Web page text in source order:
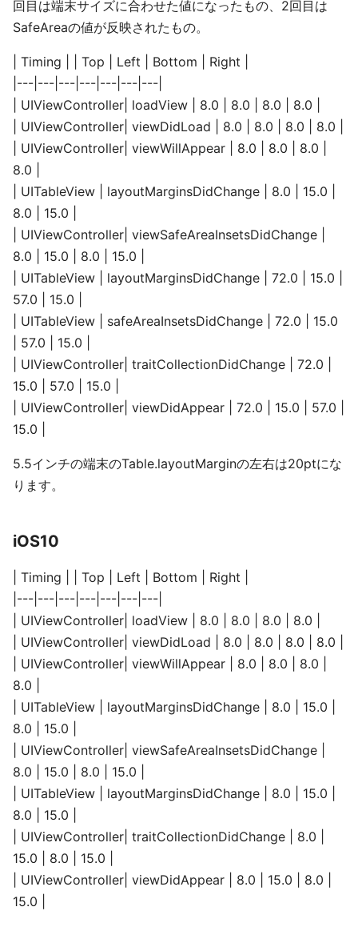
回目は端末サイズに合わせた値になったもの、2回目は
SafeAreaの値が反映されたもの。
| Timing | | Top | Left | Bottom | Right |
|---|---|---|---|---|---|---|
| UIViewController| loadView | 8.0 | 8.0 | 8.0 | 8.0 |
| UIViewController| viewDidLoad | 8.0 | 8.0 | 8.0 | 8.0 |
| UIViewController| viewWillAppear | 8.0 | 8.0 | 8.0 |
8.0 |
| UITableView | layoutMarginsDidChange | 8.0 | 15.0 |
8.0 | 15.0 |
| UIViewController| viewSafeAreaInsetsDidChange |
8.0 | 15.0 | 8.0 | 15.0 |
| UITableView | layoutMarginsDidChange | 72.0 | 15.0 |
57.0 | 15.0 |
| UITableView | safeAreaInsetsDidChange | 72.0 | 15.0
| 57.0 | 15.0 |
| UIViewController| traitCollectionDidChange | 72.0 |
15.0 | 57.0 | 15.0 |
| UIViewController| viewDidAppear | 72.0 | 15.0 | 57.0 |
15.0 |
5.5インチの端末のTable.layoutMarginの左右は20ptにな
ります。
iOS10
| Timing | | Top | Left | Bottom | Right |
|---|---|---|---|---|---|---|
| UIViewController| loadView | 8.0 | 8.0 | 8.0 | 8.0 |
| UIViewController| viewDidLoad | 8.0 | 8.0 | 8.0 | 8.0 |
| UIViewController| viewWillAppear | 8.0 | 8.0 | 8.0 |
8.0 |
| UITableView | layoutMarginsDidChange | 8.0 | 15.0 |
8.0 | 15.0 |
| UIViewController| viewSafeAreaInsetsDidChange |
8.0 | 15.0 | 8.0 | 15.0 |
| UITableView | layoutMarginsDidChange | 8.0 | 15.0 |
8.0 | 15.0 |
| UIViewController| traitCollectionDidChange | 8.0 |
15.0 | 8.0 | 15.0 |
| UIViewController| viewDidAppear | 8.0 | 15.0 | 8.0 |
15.0 |